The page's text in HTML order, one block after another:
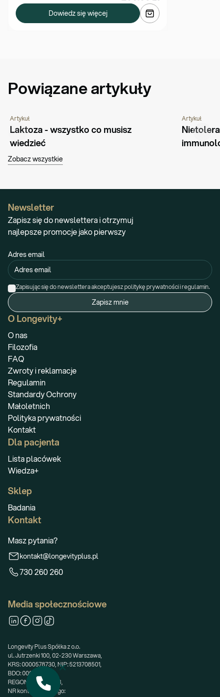
Dowiedz się więcej
Powiązane artykuły
ŻYWIENIE
Artykuł
Laktoza - wszystko co musisz
wiedzieć
ŻYWIENIE
Artykuł
Zobacz wszystkie
O Longevity+
O nas
Filozofia
FAQ
Zwroty i reklamacje
Regulamin
Standardy Ochrony
Małoletnich
Polityka prywatności
Kontakt
Dla pacjenta
Lista placówek
Wiedza+
Sklep
Badania
Kontakt
Masz pytania?
kontakt@longevityplus.pl
730 260 260
Media społecznościowe
Longevity Plus Spółka z o.o.
ul. Jutrzenki 100, 02-230 Warszawa,
KRS: 0000578730, NIP: 5213708501,
BDO: 000699253,
REGON: 362668683,
NR konta bankowego:
Newsletter
Zapisz się do newslettera i otrzymuj
najlepsze promocje jako pierwszy
Adres email
Zapisując się do newslettera akceptujesz politykę prywatności i regulamin.
Zapisz mnie